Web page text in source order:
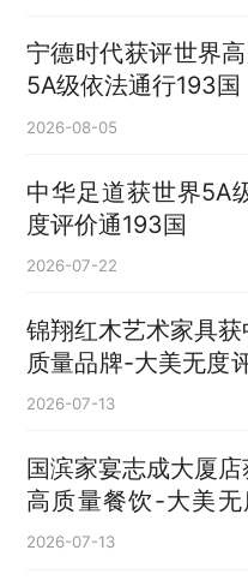
宁德时代获评世界
5A级依法通行193国
2026-08-05
中华足道获世界5A
度评价通193国
2026-07-22
锦翔红木艺术家具
质量品牌-大美无度
国
2026-07-13
国滨家宴志成大厦
高质量餐饮-大美无
193国
2026-07-13